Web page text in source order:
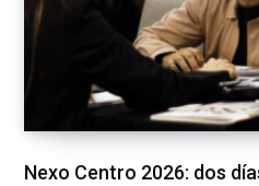
Nexo Centro 2026: dos